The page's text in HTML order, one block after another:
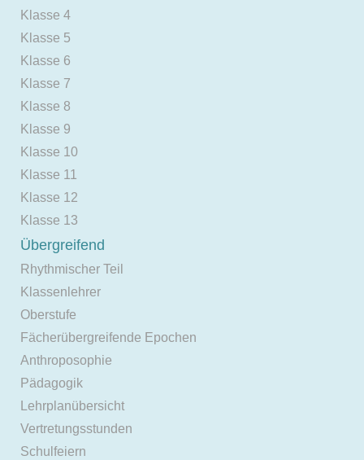
Klasse 4
Klasse 5
Klasse 6
Klasse 7
Klasse 8
Klasse 9
Klasse 10
Klasse 11
Klasse 12
Klasse 13
Übergreifend
Rhythmischer Teil
Klassenlehrer
Oberstufe
Fächerübergreifende Epochen
Anthroposophie
Pädagogik
Lehrplanübersicht
Vertretungsstunden
Schulfeiern